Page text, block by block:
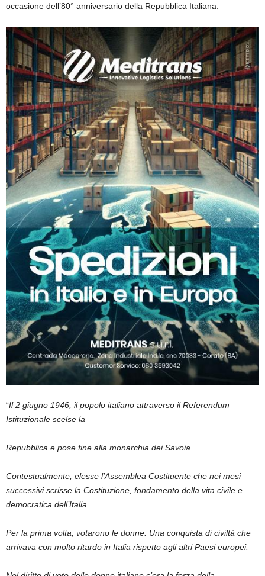
occasione dell’80° anniversario della Repubblica Italiana:
“Il 2 giugno 1946, il popolo italiano attraverso il Referendum
Istituzionale scelse la
Repubblica e pose fine alla monarchia dei Savoia.
Contestualmente, elesse l’Assemblea Costituente che nei mesi
successivi scrisse la Costituzione, fondamento della vita civile e
democratica dell’Italia.
Per la prima volta, votarono le donne. Una conquista di civiltà che
arrivava con molto ritardo in Italia rispetto agli altri Paesi europei.